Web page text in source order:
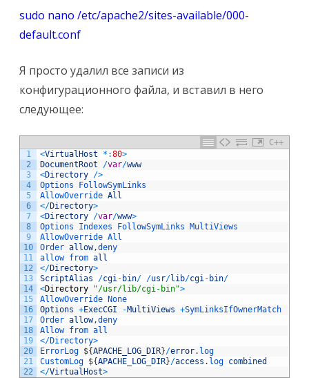
sudo nano /etc/apache2/sites-available/000-
default.conf
Я просто удалил все записи из
конфигурационного файла, и вставил в него
следующее:
C++
1
2
3
4
5
6
7
8
9
10
11
12
13
14
15
16
17
18
19
20
21
22
<VirtualHost * :80>
DocumentRoot
/var/www
<Directory />
Options
FollowSymLinks
AllowOverride All
</Directory>
<Directory /var/www>
Options Indexes FollowSymLinks MultiViews
AllowOverride All
Order allow,deny
allow from all
</Directory>
ScriptAlias
/cgi- bin/ /usr/lib/cgi- bin/
<Directory "/usr/lib/cgi-bin">
AllowOverride
None
Options +ExecCGI -MultiViews +SymLinksIfOwnerMatch
Order allow,deny
Allow from all
</Directory>
ErrorLog ${APACHE_LOG_DIR}/error. log
CustomLog ${APACHE_LOG_DIR}/access . log combined
</VirtualHost>